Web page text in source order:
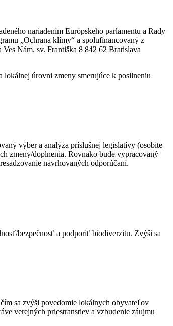
nariadením Európskeho parlamentu a Rady
„Ochrana klímy“ a spolufinancovaný z
Nám. sv. Františka 8 842 62 Bratislava
úrovni zmeny smerujúce k posilneniu
výber a analýza príslušnej legislatívy (osobite
zmeny/doplnenia. Rovnako bude vypracovaný
navrhovaných odporúčaní.
bezpečnosť a podporiť biodiverzitu. Zvýši sa
sa zvýši povedomie lokálnych obyvateľov
verejných priestranstiev a vzbudenie záujmu